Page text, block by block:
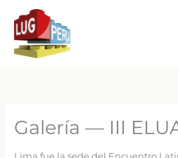
content
Galería — III
Lima fue la sede del Encuentro